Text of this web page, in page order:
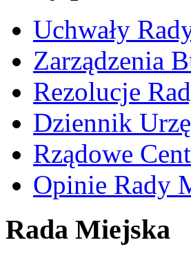
Uchwały
Zarządzenia
Rezolucje
Dziennik
Rządowe
Opinie Rady
Rada Miejska